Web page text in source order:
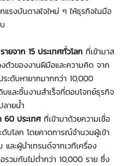
รงบันดาลใจใหม่ ๆ ให้ธุรกิจในมือ
ยจาก 15 ประเทศทั่วโลก ที่เข้ามาส
ตัวของงานฝีมือและความคิด จาก
ะดับหายากมากกว่า 10,000
และชิ้นงานสำเร็จที่ตอบโจทย์ธุรกิจ
ายน้ำ
ประเทศ ที่เข้ามาด้วยความเชื่อ
บโลก โดยคาดการณ์จำนวนผู้เข้า
ละผู้นำเทรนด์จากเวทีเครื่อง
รวมกันไม่ต่ำกว่า 10,000 ราย ซึ่ง